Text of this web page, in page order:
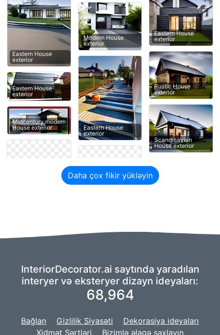
Eastern House
exterior
Eastern House
exterior
Midcentury modern
House exterior
Modern House
exterior
Eastern House
exterior
Eastern House
exterior
Rustic House
exterior
Scandinavian
House exterior
Daha çox fikir yükləyin
InteriorDecorator.ai saytında yaradılan
interyer və eksteryer dizayn ideyaları:
68,964
Bağlan Gizlilik Siyasəti
Dekorasiya ideyaları
Xidmət Şərtləri
Bizimlə əlaqə saxlayın